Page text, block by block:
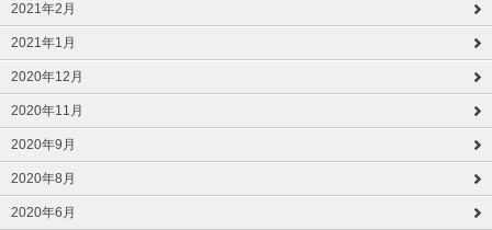
2021年2月
2021年1月
2020年12月
2020年11月
2020年9月
2020年8月
2020年6月